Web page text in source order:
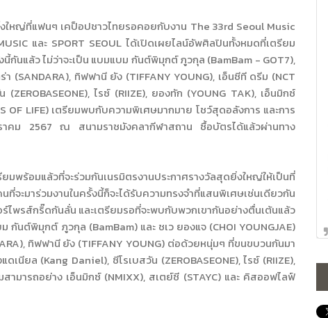
ใหญ่ที่แฟนๆ เคป็อปชาวไทยรอคอยกับงาน The 33rd Seoul Music
และ SPORT SEOUL ได้เปิดเผยไลน์อัพศิลปินทั้งหมดที่เตรียม
กันแล้ว ไม่ว่าจะเป็น แบมแบม กันต์พิมุกต์ ภูวกุล (BamBam - GOT7),
า (SANDARA), ทิฟฟานี ยัง (TIFFANY YOUNG), เอ็นซีที ดรีม (NCT
ไรซ์ (RIIZE), ยองทัก (YOUNG TAK), เอ็นมิกซ์
OF LIFE) เตรียมพบกับความพิเศษมากมาย โชว์สุดอลังการ และการ
าคม 2567 ณ สนามราชมังคลากีฬาสถาน ซื้อบัตรได้แล้วผ่านทาง
ยมพร้อมแล้วที่จะร่วมกันเนรมิตรงานประกาศรางวัลสุดยิ่งใหญ่ให้เป็นที่
าร่วมงานในครั้งนี้ก็จะได้รับความทรงจำที่แสนพิเศษเช่นเดียวกัน
ไพรส์กริ๊ดกันลั่น และเตรียมรอที่จะพบกับพวกเขากันอย่างตื่นเต้นแล้ว
นต์พิมุกต์ ภูวกุล (BamBam) และ ชเว ยองแจ (CHOI YOUNGJAE)
ทิฟฟานี ยัง (TIFFANY YOUNG) ต่อด้วยหนุ่มๆ ที่ขนขบวนกันมา
นียล (Kang Daniel), ซีโรเบสวัน (ZEROBASEONE), ไรซ์ (RIIZE),
ามารถอย่าง เอ็นมิกซ์ (NMIXX), สเตย์ซี (STAYC) และ คิสออฟไลฟ์